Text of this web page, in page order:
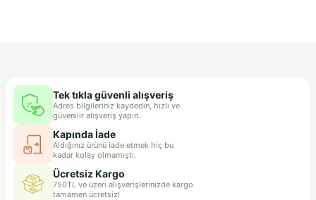
Tek tıkla güvenli alışveriş
Adres bilgileriniz kaydedin, hızlı ve
güvenilir alışveriş yapın.
Kapında İade
Aldığınız ürünü iade etmek hiç bu
kadar kolay olmamıştı.
Ücretsiz Kargo
750TL ve üzeri alışverişlerinizde kargo
tamamen ücretsiz!